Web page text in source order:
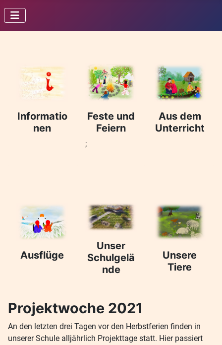
Informatio
nen
Feste und
Feiern
;
Aus dem
Unterricht
Ausflüge
Unser
Schulgelä
nde
Unsere
Tiere
Projektwoche 2021
An den letzten drei Tagen vor den Herbstferien finden in
unserer Schule alljährlich Projekttage statt. Hier passiert